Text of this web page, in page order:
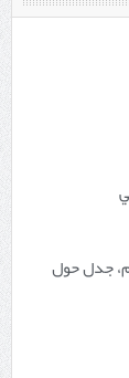
جدل حول